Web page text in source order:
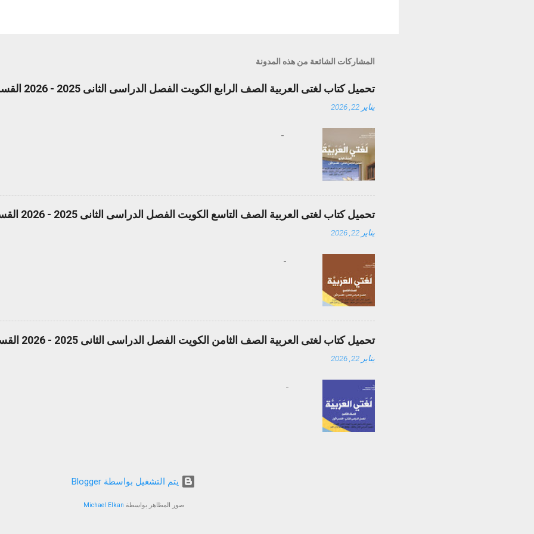
المشاركات الشائعة من هذه المدونة
تحميل كتاب لغتى العربية الصف الرابع الكويت الفصل الدراسى الثانى 2025 - 2026 القسم الأول pdf
يناير 22, 2026
-
تحميل كتاب لغتى العربية الصف التاسع الكويت الفصل الدراسى الثانى 2025 - 2026 القسم الأول pdf
يناير 22, 2026
-
تحميل كتاب لغتى العربية الصف الثامن الكويت الفصل الدراسى الثانى 2025 - 2026 القسم الأول pdf
يناير 22, 2026
-
‏يتم التشغيل بواسطة Blogger
صور المظاهر بواسطة Michael Elkan